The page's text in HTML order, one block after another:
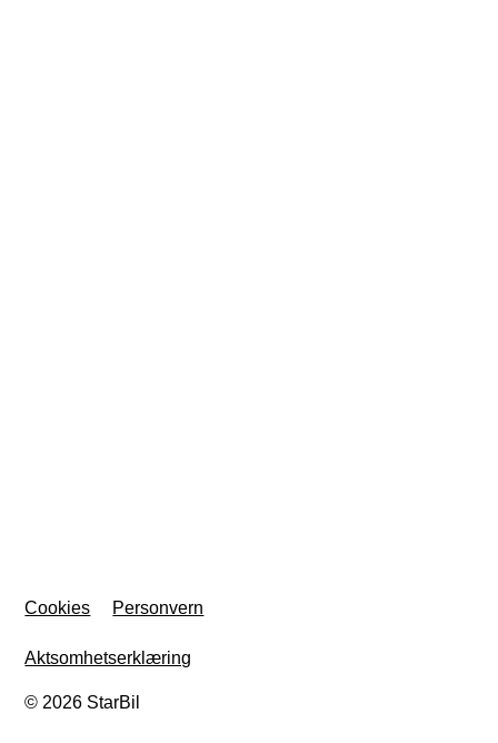
Personvern
Aktsomhetserklæring
Cookies
© 2026 StarBil